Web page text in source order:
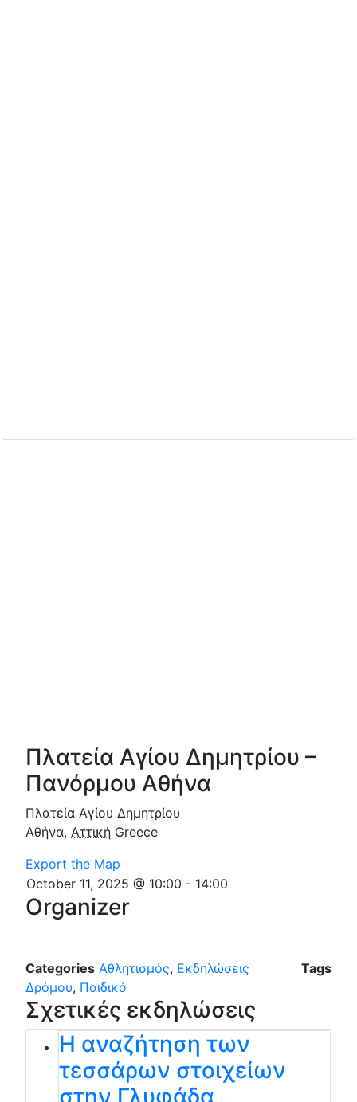
Πλατεία Αγίου Δημητρίου –
Πανόρμου Αθήνα
Πλατεία Αγίου Δημητρίου
Αθήνα, Αττική Greece
Export the Map
October 11, 2025 @ 10:00 - 14:00
Organizer
Categories Αθλητισμός, Εκδηλώσεις
Δρόμου, Παιδικό
Tags
Σχετικές εκδηλώσεις
Η αναζήτηση των
τεσσάρων στοιχείων
στην Γλυφάδα